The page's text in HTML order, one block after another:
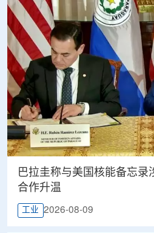
巴拉圭称与美国核能备忘录
合作升温
工业 2026-08-09